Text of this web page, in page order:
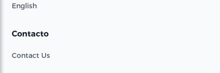
English
Contacto
Contact Us